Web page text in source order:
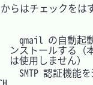
らはチェックをは
qmail の自動起
ンストールする（
は使用しません）
SMTP 認証機能